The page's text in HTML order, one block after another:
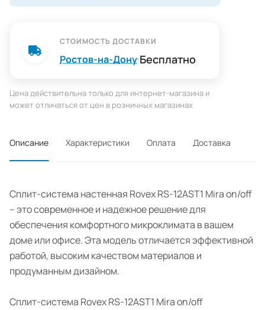
СТОИМОСТЬ ДОСТАВКИ
Ростов-на-Дону Бесплатно
Цена действительна только для интернет-магазина и
может отличаться от цен в розничных магазинах
Описание Характеристики Оплата Доставка
Сплит-система настенная Rovex RS-12AST1 Mira on/off
– это современное и надежное решение для
обеспечения комфортного микроклимата в вашем
доме или офисе. Эта модель отличается эффективной
работой, высоким качеством материалов и
продуманным дизайном.
Сплит-система Rovex RS-12AST1 Mira on/off